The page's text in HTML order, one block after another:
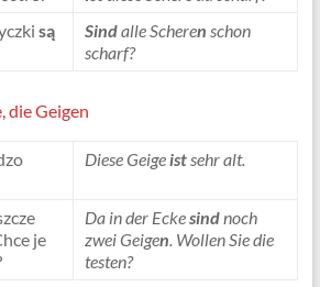
są
Sindalle Scheren schon
scharf?
die Geigen
Diese Geige istsehr alt.
je
Da in der Ecke sindnoch
zwei Geigen Wollen Sie die
testen?